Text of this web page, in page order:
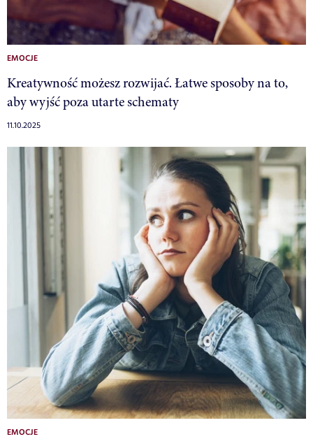
EMOCJE
Kreatywność możesz rozwijać. Łatwe sposoby na to,
aby wyjść poza utarte schematy
11.10.2025
EMOCJE